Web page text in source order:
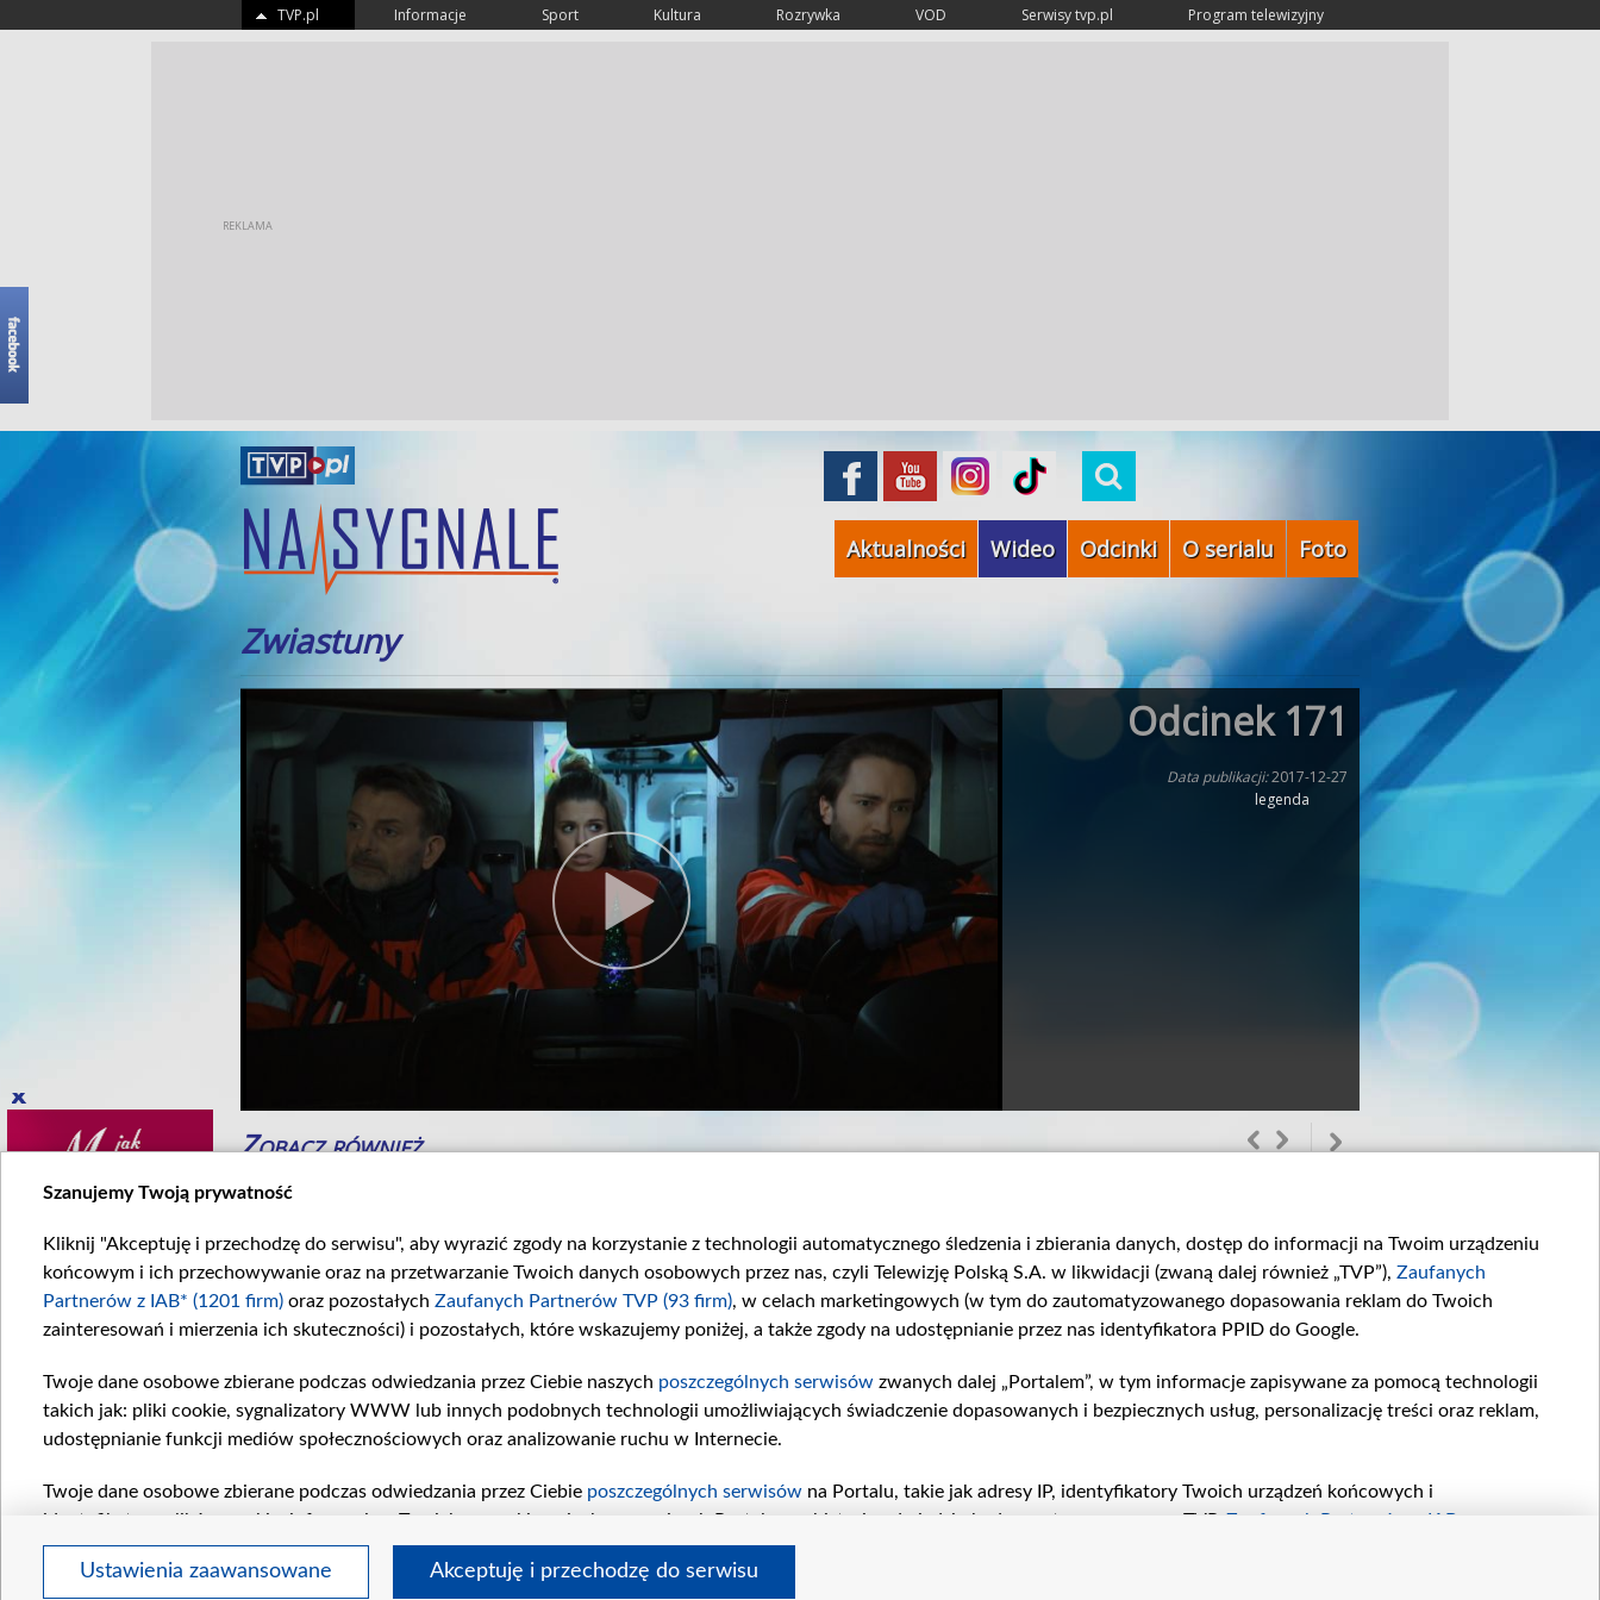
TVP.pl Informacje Sport Kultura Rozrywka VOD Serwisy tvp.pl Program telewizyjny
Aktualności Wideo Odcinki O serialu Foto
Zwiastuny
Odcinek 171
Data publikacji:2017-12-27
legenda
Zobacz również
odcinku...
Odcinek 914
W 914. odcinku...
W 913. odcinku...
W 912. odcinku...
Odcinek 911
W 911. odcinku...
Odcinek 910
W 910. odcinku...
regulamin tvp.pl pomoc polityka prywatności
Szanujemy Twoją prywatność
Kliknij "Akceptuję i przechodzę do serwisu", aby wyrazić zgody na korzystanie z technologii automatycznego śledzenia i zbierania danych, dostęp do informacji na Twoim urządzeniu
końcowym i ich przechowywanie oraz na przetwarzanie Twoich danych osobowych przez nas, czyli Telewizję Polską S.A. w likwidacji (zwaną dalej również „TVP”), Zaufanych
Partnerów z IAB* (1201 firm) oraz pozostałych Zaufanych Partnerów TVP (93 firm), w celach marketingowych (w tym do zautomatyzowanego dopasowania reklam do Twoich
zainteresowań i mierzenia ich skuteczności) i pozostałych, które wskazujemy poniżej, a także zgody na udostępnianie przez nas identyfikatora PPID do Google.
Twoje dane osobowe zbierane podczas odwiedzania przez Ciebie naszych poszczególnych serwisów zwanych dalej „Portalem”, w tym informacje zapisywane za pomocą technologii
takich jak: pliki cookie, sygnalizatory WWW lub innych podobnych technologii umożliwiających świadczenie dopasowanych i bezpiecznych usług, personalizację treści oraz reklam,
udostępnianie funkcji mediów społecznościowych oraz analizowanie ruchu w Internecie.
Twoje dane osobowe zbierane podczas odwiedzania przez Ciebie poszczególnych serwisów na Portalu, takie jak adresy IP, identyfikatory Twoich urządzeń końcowych i
identyfikatory plików cookie, informacje o Twoich wyszukiwaniach w serwisach Portalu czy historia odwiedzin będą przetwarzane przez TVP, Zaufanych Partnerów z IAB
pozostałychZaufanych Partnerów TVP
dla realizacji następujących celów i funkcji: przechowywania informacji na urządzeniu lub dostęp do nich, wyboru podstawowych reklam,
wyboru spersonalizowanych reklam, tworzenia profilu spersonalizowanych reklam, tworzenia profilu spersonalizowanych treści, wyboru spersonalizowanych treści, pomiaru
Ustawienia zaawansowane Akceptuję i przechodzę do serwisu